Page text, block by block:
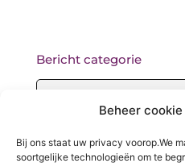
Beheer
Bij ons staat uw privacy voorop.We
soortgelijke technologieën om te
Onze informatie
Bericht categorie